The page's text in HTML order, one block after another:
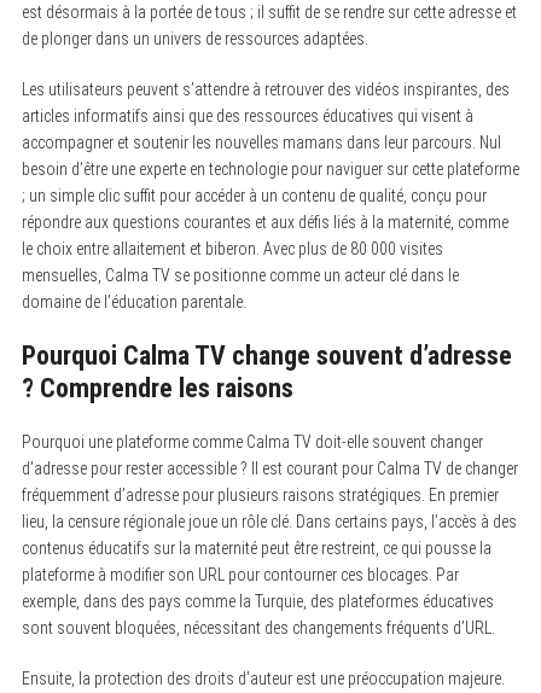
est désormais à la portée de tous ; il suffit de se rendre sur cette adresse et
de plonger dans un univers de ressources adaptées.
Les utilisateurs peuvent s’attendre à retrouver des vidéos inspirantes, des
articles informatifs ainsi que des ressources éducatives qui visent à
accompagner et soutenir les nouvelles mamans dans leur parcours. Nul
besoin d’être une experte en technologie pour naviguer sur cette plateforme
; un simple clic suffit pour accéder à un contenu de qualité, conçu pour
répondre aux questions courantes et aux défis liés à la maternité, comme
le choix entre allaitement et biberon. Avec plus de 80 000 visites
mensuelles, Calma TV se positionne comme un acteur clé dans le
domaine de l’éducation parentale.
Pourquoi Calma TV change souvent d’adresse
? Comprendre les raisons
Pourquoi une plateforme comme Calma TV doit-elle souvent changer
d’adresse pour rester accessible ? Il est courant pour Calma TV de changer
fréquemment d’adresse pour plusieurs raisons stratégiques. En premier
lieu, la censure régionale joue un rôle clé. Dans certains pays, l’accès à des
contenus éducatifs sur la maternité peut être restreint, ce qui pousse la
plateforme à modifier son URL pour contourner ces blocages. Par
exemple, dans des pays comme la Turquie, des plateformes éducatives
sont souvent bloquées, nécessitant des changements fréquents d’URL.
Ensuite, la protection des droits d’auteur est une préoccupation majeure.
S
e
c
h
f
o
r